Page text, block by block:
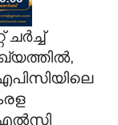
ചർച്ച്